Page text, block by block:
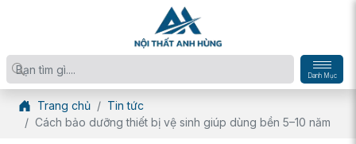
Danh Mục
Trang chủ
Tin tức
Cách bảo dưỡng thiết bị vệ sinh giúp dùng bền 5–10 năm